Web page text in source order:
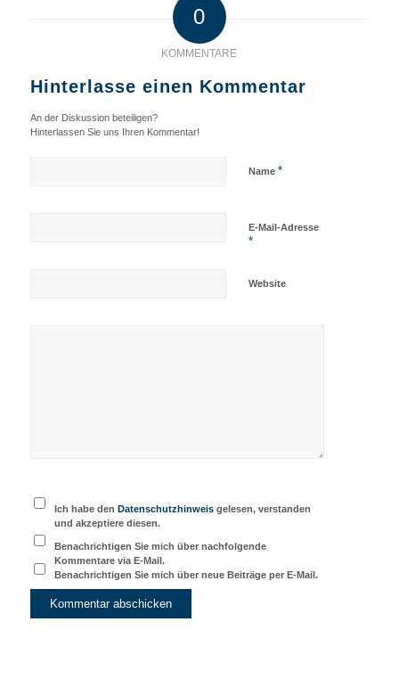
0
KOMMENTARE
Hinterlasse einen Kommentar
An der Diskussion beteiligen?
Hinterlassen Sie uns Ihren Kommentar!
Name *
E-Mail-Adresse
*
Website
Ich habe denDatenschutzhinweis gelesen, verstanden
und akzeptiere diesen.
Benachrichtigen Sie mich über nachfolgende
Kommentare via E-Mail.
Benachrichtigen Sie mich über neue Beiträge per E-Mail.